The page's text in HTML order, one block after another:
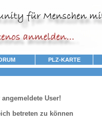
PLZ-KARTE
User!
betreten zu können